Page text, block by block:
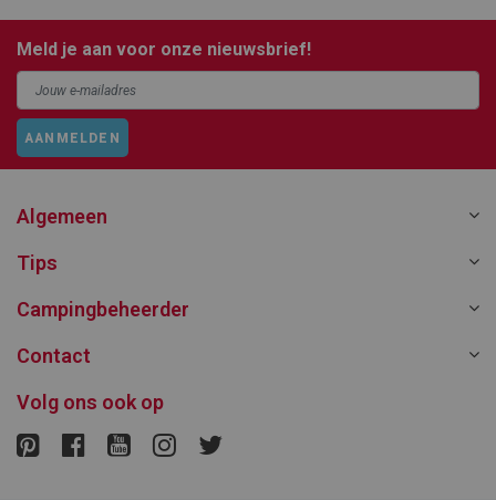
Meld je aan voor onze nieuwsbrief!
AANMELDEN
Algemeen
Tips
Campingbeheerder
Contact
Volg ons ook op